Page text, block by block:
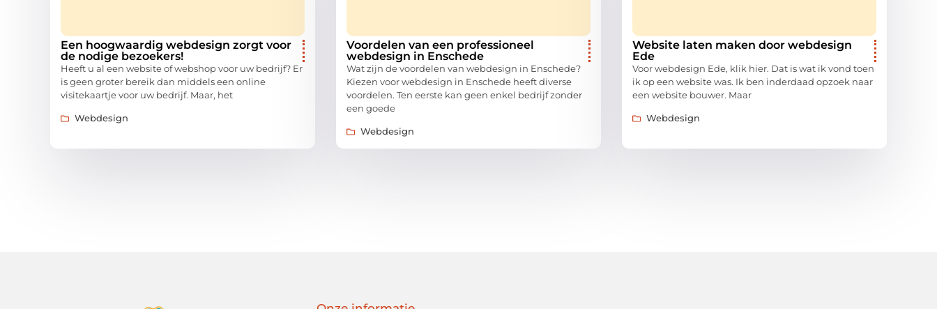
Een hoogwaardig webdesign zorgt voor
de nodige bezoekers!
Heeft u al een website of webshop voor uw bedrijf? Er
is geen groter bereik dan middels een online
visitekaartje voor uw bedrijf. Maar, het
Webdesign
Voordelen van een professioneel
webdesign in Enschede
Wat zijn de voordelen van webdesign in Enschede?
Kiezen voor webdesign in Enschede heeft diverse
voordelen. Ten eerste kan geen enkel bedrijf zonder
een goede
Webdesign
Website laten maken door webdesign
Ede
Voor webdesign Ede, klik hier. Dat is wat ik vond toen
ik op een website was. Ik ben inderdaad opzoek naar
een website bouwer. Maar
Webdesign